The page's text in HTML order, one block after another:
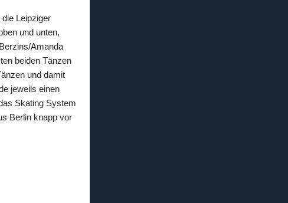
Leipziger
und unten,
Amanda
beiden Tänzen
und damit
jeweils einen
Skating System
Berlin knapp vor